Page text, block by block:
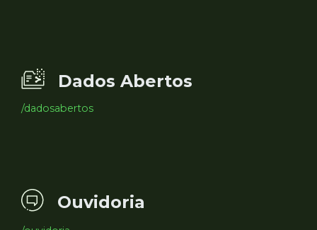
Dados Abertos
/dadosabertos
Ouvidoria